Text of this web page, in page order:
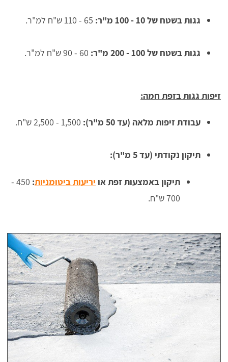
גגות בשטח של 10 - 100 מ"ר:
גגות בשטח של 100 - 200 מ"ר:
זיפות גגות בזפת חמה:
עבודת זיפות מלאה (עד 50 מ"ר):
תיקון נקודתי (עד 5 מ"ר):
תיקון באמצעות זפת או יריעות ביטומניות:
450 -
700 ש"ח.